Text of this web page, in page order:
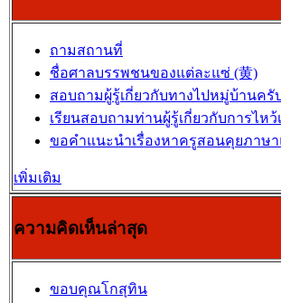
ถามสถานที่
ชื่อศาลบรรพชนของแต่ละแซ่ (黄)
สอบถามผู้รู้เกี่ยวกับทางไปหมู่บ้านค
เรียนสอบถามท่านผู้รู้เกี่ยวกับการไหว้
ขอคำแนะนำเรื่องหาครูสอนคุยภาษา
เพิ่มเติม
ความคิดเห็นล่าสุด
ขอบคุณโกสุทิน